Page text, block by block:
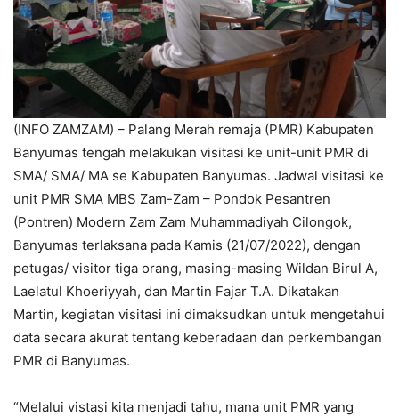
(INFO ZAMZAM) – Palang Merah remaja (PMR) Kabupaten
Banyumas tengah melakukan visitasi ke unit-unit PMR di
SMA/ SMA/ MA se Kabupaten Banyumas. Jadwal visitasi ke
unit PMR SMA MBS Zam-Zam – Pondok Pesantren
(Pontren) Modern Zam Zam Muhammadiyah Cilongok,
Banyumas terlaksana pada Kamis (21/07/2022), dengan
petugas/ visitor tiga orang, masing-masing Wildan Birul A,
Laelatul Khoeriyyah, dan Martin Fajar T.A. Dikatakan
Martin, kegiatan visitasi ini dimaksudkan untuk mengetahui
data secara akurat tentang keberadaan dan perkembangan
PMR di Banyumas.
“Melalui vistasi kita menjadi tahu, mana unit PMR yang